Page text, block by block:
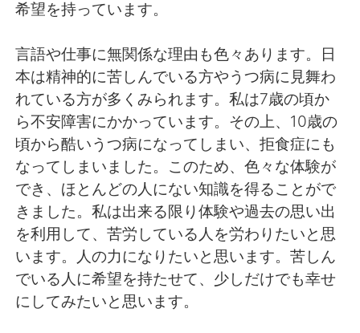
希望を持っています。
言語や仕事に無関係な理由も色々あります。日
本は精神的に苦しんでいる方やうつ病に見舞わ
れている方が多くみられます。私は7歳の頃か
ら不安障害にかかっています。その上、10歳の
頃から酷いうつ病になってしまい、拒食症にも
なってしまいました。このため、色々な体験が
でき、ほとんどの人にない知識を得ることがで
きました。私は出来る限り体験や過去の思い出
を利用して、苦労している人を労わりたいと思
います。人の力になりたいと思います。苦しん
でいる人に希望を持たせて、少しだけでも幸せ
にしてみたいと思います。